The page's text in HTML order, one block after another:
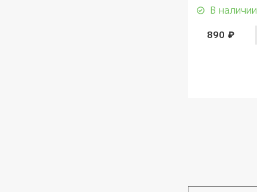
В наличии
890 ₽